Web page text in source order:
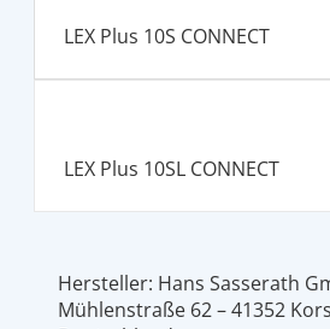
LEX Plus 10S CONNECT
LEX Plus 10SL CONNECT
Hersteller: Hans Sasserath
Mühlenstraße 62 – 41352